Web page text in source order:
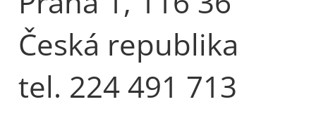
Česká republika
tel. 224 491 713